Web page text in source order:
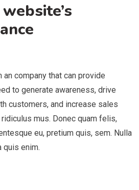
company that can provide
to generate awareness, drive
customers, and increase sales
mus. Donec quam felis,
eu, pretium quis, sem. Nulla
quis enim.